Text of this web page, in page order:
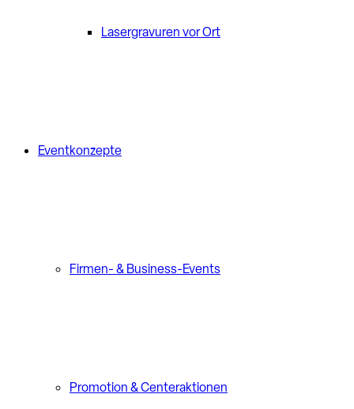
Lasergravuren vor Ort
Eventkonzepte
Firmen- & Business-Events
Promotion & Centeraktionen